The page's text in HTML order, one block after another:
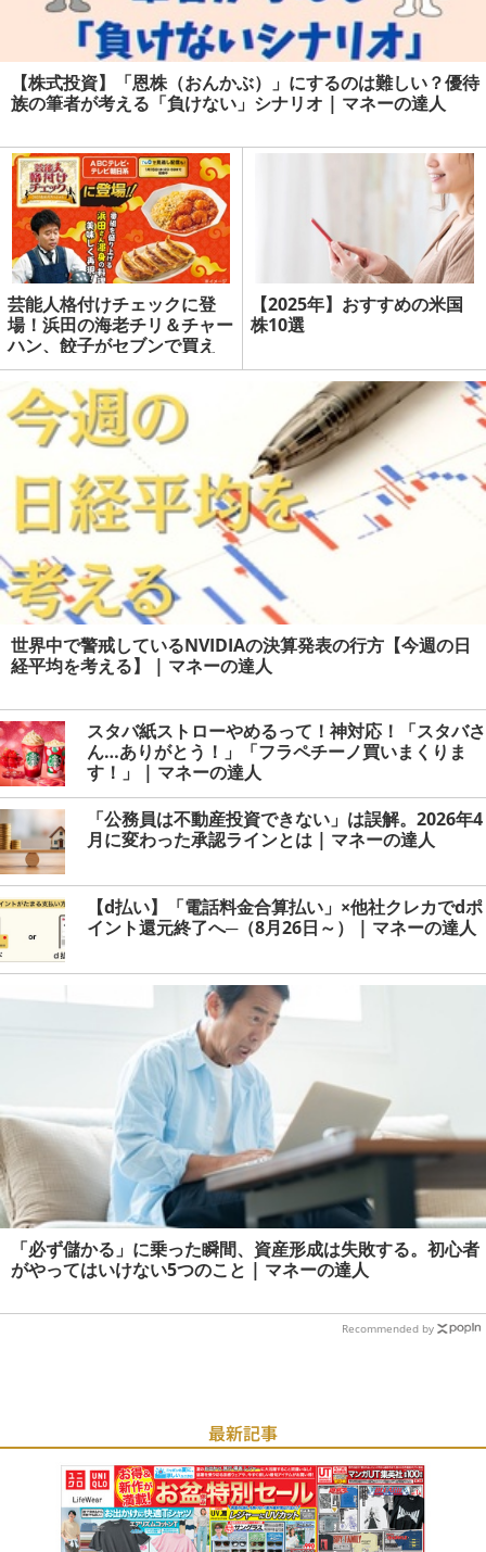
【株式投資】「恩株（おんかぶ）」にするのは難しい？優待
族の筆者が考える「負けない」シナリオ | マネーの達人
芸能人格付けチェックに登
場！浜田の海老チリ＆チャー
ハン、餃子がセブンで買え
る！！ | マネーの達人
【2025年】おすすめの米国
株10選
世界中で警戒しているNVIDIAの決算発表の行方【今週の日
経平均を考える】 | マネーの達人
スタバ紙ストローやめるって！神対応！「スタバさ
ん…ありがとう！」「フラペチーノ買いまくりま
す！」 | マネーの達人
「公務員は不動産投資できない」は誤解。2026年4
月に変わった承認ラインとは | マネーの達人
【d払い】「電話料金合算払い」×他社クレカでdポ
イント還元終了へ─（8月26日～） | マネーの達人
「必ず儲かる」に乗った瞬間、資産形成は失敗する。初心者
がやってはいけない5つのこと | マネーの達人
Recommended by
最新記事